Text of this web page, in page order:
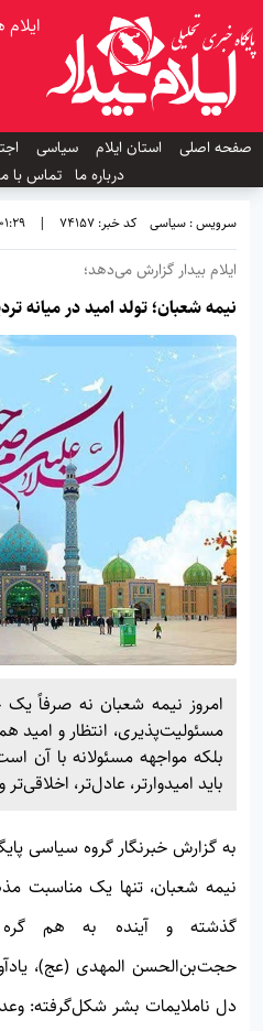
صفحه اصلی
استان ایلام سیاسی
درباره ما تماس با
سرویس : سیاسی کد خبر: 74157 |
01:29 - 1404/11/15
ایلام بیدار گزارش می‌دهد؛
نیمه شعبان؛ تولد امید در میانه
امروز نیمه شعبان نه صرفاً
مسئولیت‌پذیری، انتظار و امید
بلکه مواجهه مسئولانه با آن
باید امیدوارتر، عادل‌تر،
به گزارش خبرنگار گروه سیاسی
نیمه شعبان، تنها یک مناسبت
گذشته و آینده به هم
حجت‌بن‌الحسن المهدی (عج)،
دل ناملایمات بشر شکل‌گرفته: